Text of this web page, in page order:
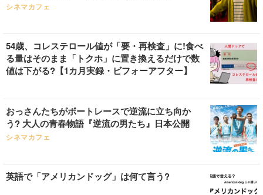
シネマカフェ
54歳、コレステロール値が「要・再検査」に!食べ
る量はそのまま「トクホ」に置き換えるだけで数
値は下がる?【1カ月実録・ビフォーアフター】
おっさんたちがボートレースで逆流に立ち向か
う? 大人の青春物語『逆流の男たち』日本公開
シネマカフェ
英語で「アメリカンドッグ」は何て言う?